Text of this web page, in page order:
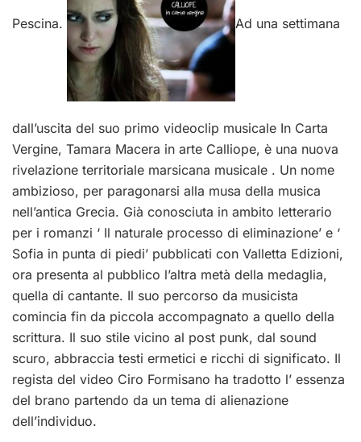
Pescina. Ad una settimana
dall’uscita del suo primo videoclip musicale In Carta
Vergine, Tamara Macera in arte Calliope, è una nuova
rivelazione territoriale marsicana musicale . Un nome
ambizioso, per paragonarsi alla musa della musica
nell’antica Grecia. Già conosciuta in ambito letterario
per i romanzi ‘ Il naturale processo di eliminazione’ e ‘
Sofia in punta di piedi’ pubblicati con Valletta Edizioni,
ora presenta al pubblico l’altra metà della medaglia,
quella di cantante. Il suo percorso da musicista
comincia fin da piccola accompagnato a quello della
scrittura. Il suo stile vicino al post punk, dal sound
scuro, abbraccia testi ermetici e ricchi di significato. Il
regista del video Ciro Formisano ha tradotto l’ essenza
del brano partendo da un tema di alienazione
dell’individuo.